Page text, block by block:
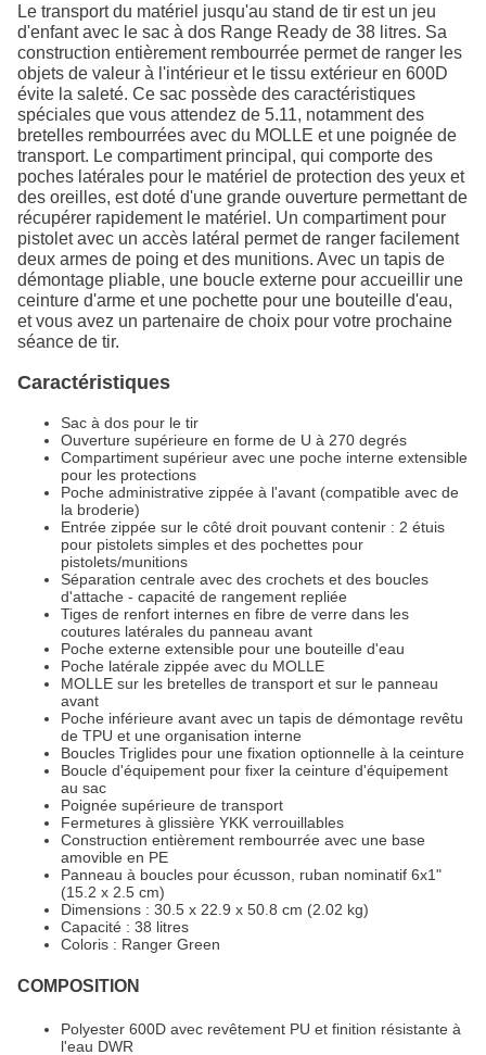
Le transport du matériel jusqu'au stand de tir est un jeu
d'enfant avec le sac à dos Range Ready de 38 litres. Sa
construction entièrement rembourrée permet de ranger les
objets de valeur à l'intérieur et le tissu extérieur en 600D
évite la saleté. Ce sac possède des caractéristiques
spéciales que vous attendez de 5.11, notamment des
bretelles rembourrées avec du MOLLE et une poignée de
transport. Le compartiment principal, qui comporte des
poches latérales pour le matériel de protection des yeux et
des oreilles, est doté d'une grande ouverture permettant de
récupérer rapidement le matériel. Un compartiment pour
pistolet avec un accès latéral permet de ranger facilement
deux armes de poing et des munitions. Avec un tapis de
démontage pliable, une boucle externe pour accueillir une
ceinture d'arme et une pochette pour une bouteille d'eau,
et vous avez un partenaire de choix pour votre prochaine
séance de tir.
Caractéristiques
Sac à dos pour le tir
Ouverture supérieure en forme de U à 270 degrés
Compartiment supérieur avec une poche interne extensible
pour les protections
Poche administrative zippée à l'avant (compatible avec de
la broderie)
Entrée zippée sur le côté droit pouvant contenir : 2 étuis
pour pistolets simples et des pochettes pour
pistolets/munitions
Séparation centrale avec des crochets et des boucles
d'attache - capacité de rangement repliée
Tiges de renfort internes en fibre de verre dans les
coutures latérales du panneau avant
Poche externe extensible pour une bouteille d'eau
Poche latérale zippée avec du MOLLE
MOLLE sur les bretelles de transport et sur le panneau
avant
Poche inférieure avant avec un tapis de démontage revêtu
de TPU et une organisation interne
Boucles Triglides pour une fixation optionnelle à la ceinture
Boucle d'équipement pour fixer la ceinture d'équipement
au sac
Poignée supérieure de transport
Fermetures à glissière YKK verrouillables
Construction entièrement rembourrée avec une base
amovible en PE
Panneau à boucles pour écusson, ruban nominatif 6x1"
(15.2 x 2.5 cm)
Dimensions : 30.5 x 22.9 x 50.8 cm (2.02 kg)
Capacité : 38 litres
Coloris : Ranger Green
COMPOSITION
Polyester 600D avec revêtement PU et finition résistante à
l'eau DWR